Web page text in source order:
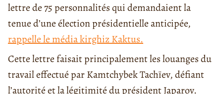
lettre de 75 personnalités qui demandaient la
tenue d’une élection présidentielle anticipée,
rappelle le média kirghiz Kaktus.
Cette lettre faisait principalement les louanges du
travail effectué par Kamtchybek Tachïev, défiant
l’autorité et la légitimité du président Japarov.